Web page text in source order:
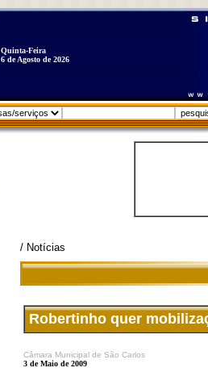
Quinta-Feira
6 de Agosto de 2026
/ Notícias
Robertinho quer
Câmara Municipal de São Carlos
3 de Maio de 2009